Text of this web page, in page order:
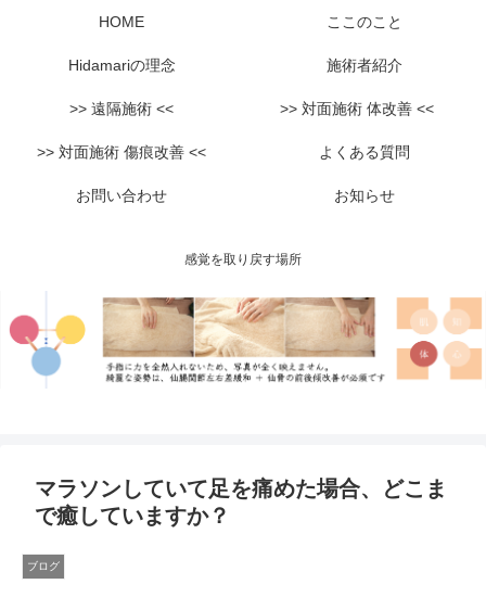
感覚を取り戻す場所
HOME ここのこと
Hidamariの理念 施術者紹介
>> 遠隔施術 << >> 対面施術 体改善 <<
>> 対面施術 傷痕改善 << よくある質問
お問い合わせ お知らせ
マラソンしていて足を痛めた場合、どこま
で癒していますか？
ブログ